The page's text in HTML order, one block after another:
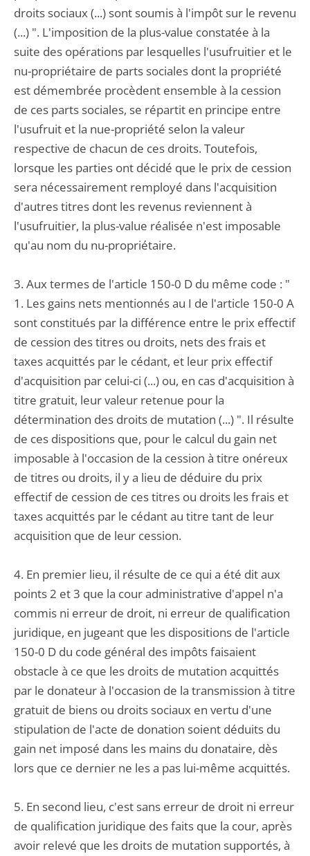
droits sociaux (...) sont soumis à l'impôt sur le revenu
(...) ". L'imposition de la plus-value constatée à la
suite des opérations par lesquelles l'usufruitier et le
nu-propriétaire de parts sociales dont la propriété
est démembrée procèdent ensemble à la cession
de ces parts sociales, se répartit en principe entre
l'usufruit et la nue-propriété selon la valeur
respective de chacun de ces droits. Toutefois,
lorsque les parties ont décidé que le prix de cession
sera nécessairement remployé dans l'acquisition
d'autres titres dont les revenus reviennent à
l'usufruitier, la plus-value réalisée n'est imposable
qu'au nom du nu-propriétaire.
3. Aux termes de l'article 150-0 D du même code : "
1. Les gains nets mentionnés au I de l'article 150-0 A
sont constitués par la différence entre le prix effectif
de cession des titres ou droits, nets des frais et
taxes acquittés par le cédant, et leur prix effectif
d'acquisition par celui-ci (...) ou, en cas d'acquisition à
titre gratuit, leur valeur retenue pour la
détermination des droits de mutation (...) ". Il résulte
de ces dispositions que, pour le calcul du gain net
imposable à l'occasion de la cession à titre onéreux
de titres ou droits, il y a lieu de déduire du prix
effectif de cession de ces titres ou droits les frais et
taxes acquittés par le cédant au titre tant de leur
acquisition que de leur cession.
4. En premier lieu, il résulte de ce qui a été dit aux
points 2 et 3 que la cour administrative d'appel n'a
commis ni erreur de droit, ni erreur de qualification
juridique, en jugeant que les dispositions de l'article
150-0 D du code général des impôts faisaient
obstacle à ce que les droits de mutation acquittés
par le donateur à l'occasion de la transmission à titre
gratuit de biens ou droits sociaux en vertu d'une
stipulation de l'acte de donation soient déduits du
gain net imposé dans les mains du donataire, dès
lors que ce dernier ne les a pas lui-même acquittés.
5. En second lieu, c'est sans erreur de droit ni erreur
de qualification juridique des faits que la cour, après
avoir relevé que les droits de mutation supportés, à